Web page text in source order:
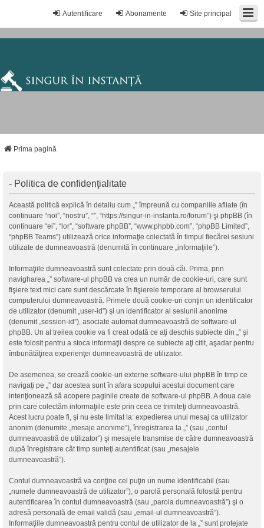
Site principal
Abonamente
Autentificare
Prima pagină
- Politica de confidenţialitate
Această politică explică în detaliu cum „” împreună cu companiile afliate (în
continuare “noi”, “nostru”, “”, “https://singur-in-instanta.ro/forum”) şi phpBB (în
continuare “ei”, “lor”, “software phpBB”, “www.phpbb.com”, “phpBB Limited”,
“phpBB Teams”) utilizează orice informaţie colectată în timpul fiecărei sesiuni
utilizate de dumneavoastră (denumită în continuare „informaţiile”).
Informaţiile dumneavoastră sunt colectate prin două căi. Prima, prin
navigharea „” software-ul phpBB va crea un număr de cookie-uri, care sunt
fişiere text mici care sunt descărcate în fişierele temporare al browserului
computerului dumneavoastră. Primele două cookie-uri conţin un identificator
de utilizator (denumit „user-id”) şi un identificator al sesiunii anonime
(denumit „session-id”), asociate automat dumneavoastră de software-ul
phpBB. Un al treilea cookie va fi creat odată ce aţi deschis subiecte din „” şi
este folosit pentru a stoca informaţii despre ce subiecte aţi citit, aşadar pentru
îmbunătăţirea experienţei dumneavoastră de utilizator.
De asemenea, se crează cookie-uri externe software-ului phpBB în timp ce
navigaţi pe „” dar acestea sunt în afara scopului acestui document care
intenţionează să acopere paginile create de software-ul phpBB. A doua cale
prin care colectăm informaţiile este prin ceea ce trimiteţi dumneavoastră.
Acest lucru poate fi, şi nu este limitat la: expedierea unui mesaj ca utilizator
anonim (denumite „mesaje anonime”), înregistrarea la „” (sau „contul
dumneavoastră de utilizator”) şi mesajele transmise de către dumneavoastră
după înregistrare cât timp sunteţi autentificat (sau „mesajele
dumneavoastră”).
Contul dumneavoastră va conţine cel puţin un nume identificabil (sau
„numele dumneavoastră de utilizator”), o parolă personală folosită pentru
autentificarea în contul dumneavoastră (sau „parola dumneavoastră”) şi o
adresă personală de email validă (sau „email-ul dumneavoastră”).
Informaţiile dumneavoastră pentru contul de utilizator de la „” sunt protejate